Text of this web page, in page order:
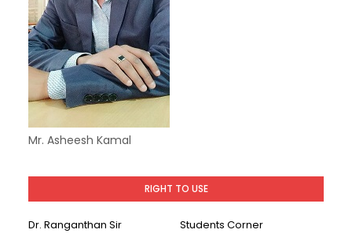
Mr. Asheesh Kamal
RIGHT TO USE
Dr. Ranganthan Sir
Students Corner